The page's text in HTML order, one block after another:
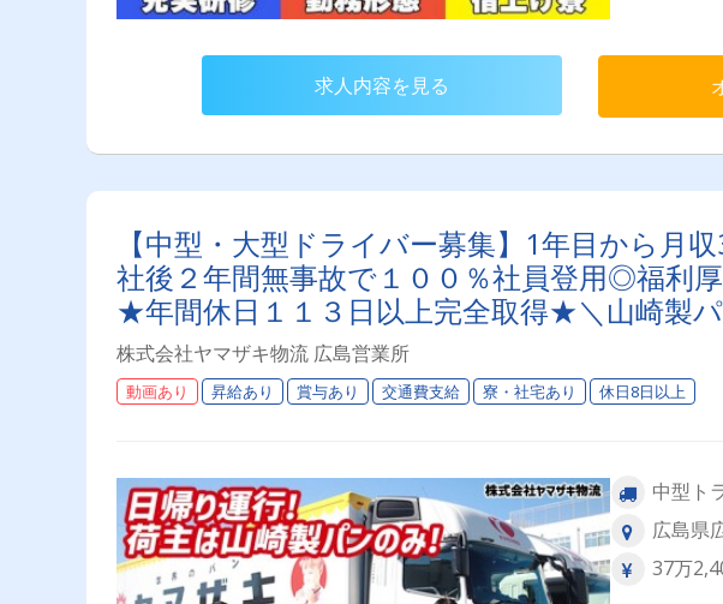
求人内容を見る
【中型・大型ドライバー募集】1年目から月
社後２年間無事故で１００％社員登用◎福利
★年間休日１１３日以上完全取得★＼山崎製
せんか？／
株式会社ヤマザキ物流 広島営業所
動画あり 昇給あり 賞与あり 交通費支給 寮・社宅あり 休日8日以上
中型ト
広島県
37万